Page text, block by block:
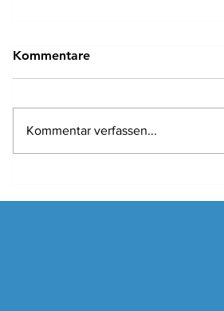
Scientific Reports
Kommentare
Kommentar verfassen...